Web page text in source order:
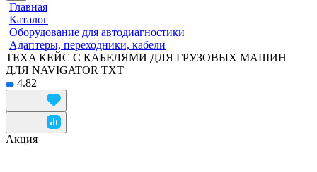
Главная
Каталог
Оборудование для автодиагностики
Адаптеры, переходники, кабели
TEXA КЕЙС С КАБЕЛЯМИ ДЛЯ ГРУЗОВЫХ МАШИН
ДЛЯ NAVIGATOR TXT
4.82
Акция